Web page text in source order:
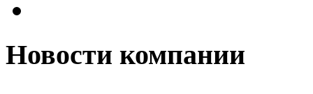
Новости компании